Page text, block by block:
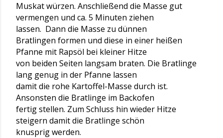
Muskat würzen. Anschließend die Masse gut
vermengen und ca. 5 Minuten ziehen
lassen. Dann die Masse zu dünnen
Bratlingen formen und diese in einer heißen
Pfanne mit Rapsöl bei kleiner Hitze
von beiden Seiten langsam braten. Die Bratlinge
lang genug in der Pfanne lassen
damit die rohe Kartoffel-Masse durch ist.
Ansonsten die Bratlinge im Backofen
fertig stellen. Zum Schluss hin wieder Hitze
steigern damit die Bratlinge schön
knusprig werden.